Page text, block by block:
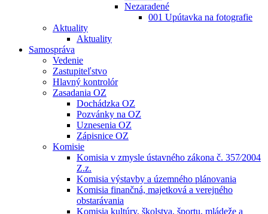
Nezaradené
001 Upútavka na fotografie
Aktuality
Aktuality
Samospráva
Vedenie
Zastupiteľstvo
Hlavný kontrolór
Zasadania OZ
Dochádzka OZ
Pozvánky na OZ
Uznesenia OZ
Zápisnice OZ
Komisie
Komisia v zmysle ústavného zákona č. 357⁄2004
Z.z.
Komisia výstavby a územného plánovania
Komisia finančná, majetková a verejného
obstarávania
Komisia kultúry, školstva, športu, mládeže a